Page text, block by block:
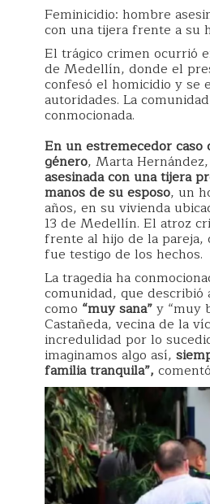
Feminicidio: hombre
con una tijera frente a su
El trágico crimen ocurrió
de Medellín, donde el
confesó el homicidio y se
autoridades. La
conmocionada.
En un estremecedor caso
género, Marta
asesinada con una tijera
manos de su esposo, un
años, en su vivienda
13 de Medellín. El atroz
frente al hijo de la pareja,
fue testigo de los hechos.
La tragedia ha
comunidad, que describió
como “muy sana”y “muy
Castañeda, vecina de la
incredulidad por lo
imaginamos algo así,
familia tranquila”,